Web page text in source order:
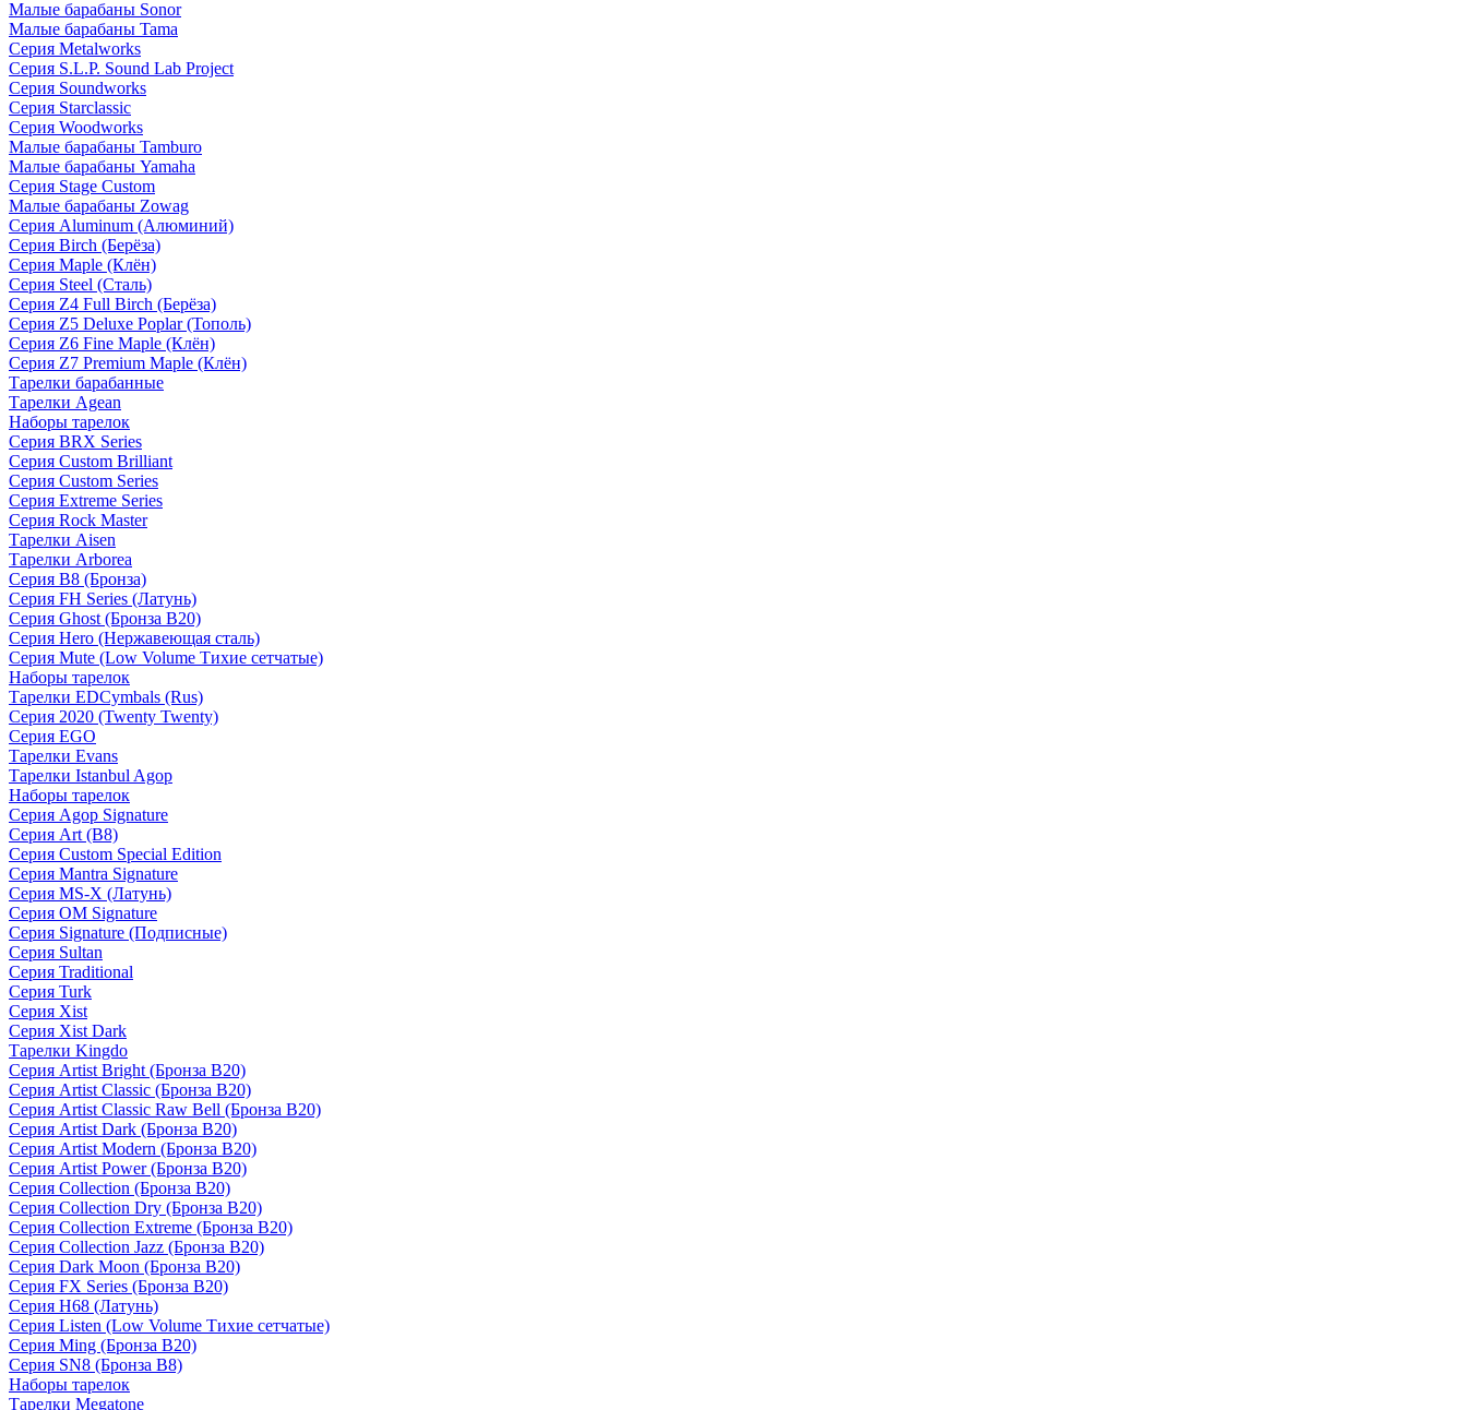
Малые барабаны Sonor
Малые барабаны Tama
Серия Metalworks
Серия S.L.P. Sound Lab Project
Серия Soundworks
Серия Starclassic
Серия Woodworks
Малые барабаны Tamburo
Малые барабаны Yamaha
Серия Stage Custom
Малые барабаны Zowag
Серия Aluminum (Алюминий)
Серия Birch (Берёза)
Серия Maple (Клён)
Серия Steel (Сталь)
Серия Z4 Full Birch (Берёза)
Серия Z5 Deluxe Poplar (Тополь)
Серия Z6 Fine Maple (Клён)
Серия Z7 Premium Maple (Клён)
Тарелки барабанные
Тарелки Agean
Наборы тарелок
Серия BRX Series
Серия Custom Brilliant
Серия Custom Series
Серия Extreme Series
Серия Rock Master
Тарелки Aisen
Тарелки Arborea
Серия B8 (Бронза)
Серия FH Series (Латунь)
Серия Ghost (Бронза B20)
Серия Hero (Нержавеющая сталь)
Серия Mute (Low Volume Тихие сетчатые)
Наборы тарелок
Тарелки EDCymbals (Rus)
Серия 2020 (Twenty Twenty)
Серия EGO
Тарелки Evans
Тарелки Istanbul Agop
Наборы тарелок
Серия Agop Signature
Серия Art (B8)
Серия Custom Special Edition
Серия Mantra Signature
Серия MS-X (Латунь)
Серия OM Signature
Серия Signature (Подписные)
Серия Sultan
Серия Traditional
Серия Turk
Серия Xist
Серия Xist Dark
Тарелки Kingdo
Серия Artist Bright (Бронза B20)
Серия Artist Classic (Бронза B20)
Серия Artist Classic Raw Bell (Бронза B20)
Серия Artist Dark (Бронза B20)
Серия Artist Modern (Бронза B20)
Серия Artist Power (Бронза B20)
Серия Collection (Бронза B20)
Серия Collection Dry (Бронза B20)
Серия Collection Extreme (Бронза B20)
Серия Collection Jazz (Бронза B20)
Серия Dark Moon (Бронза B20)
Серия FX Series (Бронза B20)
Серия H68 (Латунь)
Серия Listen (Low Volume Тихие сетчатые)
Серия Ming (Бронза B20)
Серия SN8 (Бронза B8)
Наборы тарелок
Тарелки Megatone